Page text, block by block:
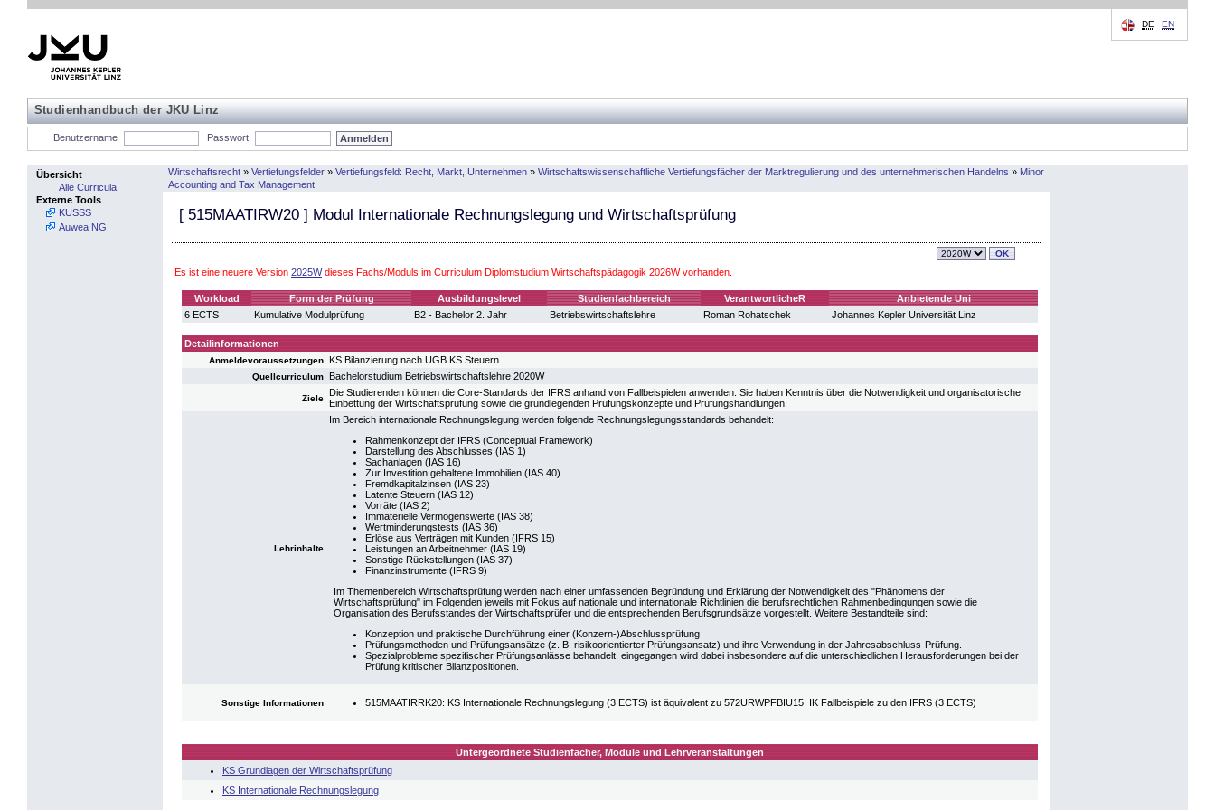
Studienhandbuch der JKU Linz
DE EN
Benutzername Passwort
Übersicht
Alle Curricula
Externe Tools
KUSSS
Auwea NG
Wirtschaftsrecht » Vertiefungsfelder » Vertiefungsfeld: Recht, Markt, Unternehmen » Wirtschaftswissenschaftliche Vertiefungsfächer der Marktregulierung und des unternehmerischen Handelns » Minor
Accounting and Tax Management
[ 515MAATIRW20 ] Modul Internationale Rechnungslegung und Wirtschaftsprüfung
Es ist eine neuere Version 2025Wdieses Fachs/Moduls im Curriculum Diplomstudium Wirtschaftspädagogik 2026W vorhanden.
Workload Form der Prüfung Ausbildungslevel Studienfachbereich VerantwortlicheR
Anbietende Uni
6 ECTS
Kumulative Modulprüfung B2 - Bachelor 2. Jahr Betriebswirtschaftslehre Roman Rohatschek Johannes Kepler Universität Linz
Detailinformationen
Anmeldevoraussetzungen KS Bilanzierung nach UGB KS Steuern
Quellcurriculum Bachelorstudium Betriebswirtschaftslehre 2020W
Ziele
Die Studierenden können die Core-Standards der IFRS anhand von Fallbeispielen anwenden. Sie haben Kenntnis über die Notwendigkeit und organisatorische
Einbettung der Wirtschaftsprüfung sowie die grundlegenden Prüfungskonzepte und Prüfungshandlungen.
Lehrinhalte
Im Bereich internationale Rechnungslegung werden folgende Rechnungslegungsstandards behandelt:
Rahmenkonzept der IFRS (Conceptual Framework)
Darstellung des Abschlusses (IAS 1)
Sachanlagen (IAS 16)
Zur Investition gehaltene Immobilien (IAS 40)
Fremdkapitalzinsen (IAS 23)
Latente Steuern (IAS 12)
Vorräte (IAS 2)
Immaterielle Vermögenswerte (IAS 38)
Wertminderungstests (IAS 36)
Erlöse aus Verträgen mit Kunden (IFRS 15)
Leistungen an Arbeitnehmer (IAS 19)
Sonstige Rückstellungen (IAS 37)
Finanzinstrumente (IFRS 9)
Im Themenbereich Wirtschaftsprüfung werden nach einer umfassenden Begründung und Erklärung der Notwendigkeit des "Phänomens der
Wirtschaftsprüfung" im Folgenden jeweils mit Fokus auf nationale und internationale Richtlinien die berufsrechtlichen Rahmenbedingungen sowie die
Organisation des Berufsstandes der Wirtschaftsprüfer und die entsprechenden Berufsgrundsätze vorgestellt. Weitere Bestandteile sind:
Konzeption und praktische Durchführung einer (Konzern-)Abschlussprüfung
Prüfungsmethoden und Prüfungsansätze (z. B. risikoorientierter Prüfungsansatz) und ihre Verwendung in der Jahresabschluss-Prüfung.
Spezialprobleme spezifischer Prüfungsanlässe behandelt, eingegangen wird dabei insbesondere auf die unterschiedlichen Herausforderungen bei der
Prüfung kritischer Bilanzpositionen.
Sonstige Informationen 515MAATIRRK20: KS Internationale Rechnungslegung (3 ECTS) ist äquivalent zu 572URWPFBIU15: IK Fallbeispiele zu den IFRS (3 ECTS)
Untergeordnete Studienfächer, Module und Lehrveranstaltungen
KS Grundlagen der Wirtschaftsprüfung
KS Internationale Rechnungslegung